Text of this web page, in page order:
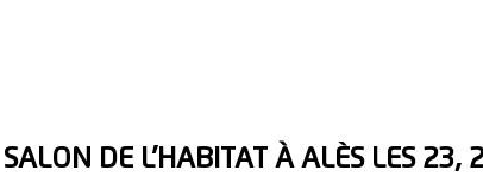
SALON DE L’HABITAT À ALÈS LES 23,